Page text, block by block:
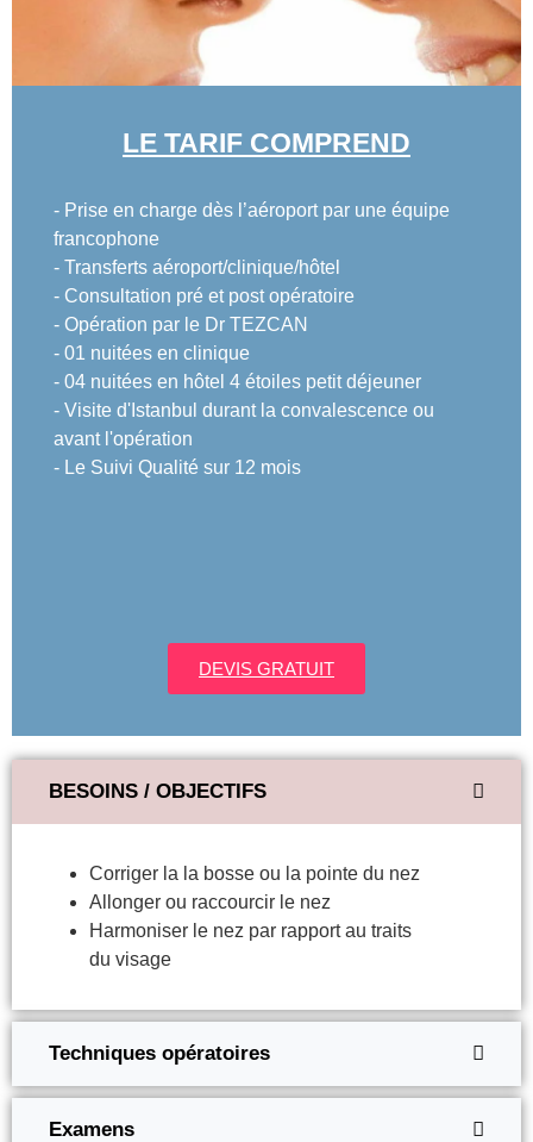
LE TARIF COMPREND
- Prise en charge dès l’aéroport par une équipe
francophone
- Transferts aéroport/clinique/hôtel
- Consultation pré et post opératoire
- Opération par le Dr TEZCAN
- 01 nuitées en clinique
- 04 nuitées en hôtel 4 étoiles petit déjeuner
- Visite d'Istanbul durant la convalescence ou
avant l'opération
- Le Suivi Qualité sur 12 mois
DEVIS GRATUIT
BESOINS / OBJECTIFS
Corriger la la bosse ou la pointe du nez
Allonger ou raccourcir le nez
Harmoniser le nez par rapport au traits
du visage
Techniques opératoires
Examens